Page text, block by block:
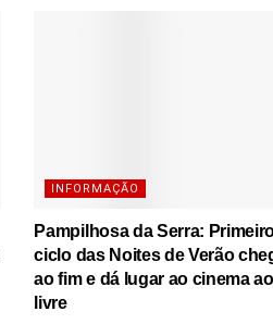
INFORMAÇÃO
Pampilhosa da Serra:
ciclo das Noites de Verão
ao fim e dá lugar ao cinema
livre